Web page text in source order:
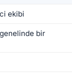
ekibi
bir